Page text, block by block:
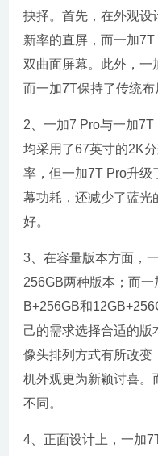
抉择。首先，在外观设
新率的直屏，而一加
双曲面屏幕。此外，一
而一加7T保持了传统布
2、一加7 Pro与一加
均采用了67英寸的2K
率，但一加7T Pro升级
幕功耗，还减少了蓝光
好。
3、在容量版本方面，
256GB两种版本；而
B+256GB和
己的需求选择合适的
像头排列方式有所改变
机外观更为新颖讨喜。
不同。
4、正面设计上，一加